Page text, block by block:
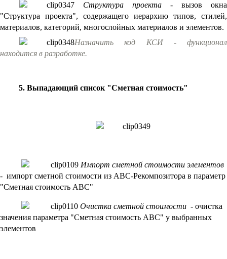
Структура проекта - вызов окна
"Структура проекта", содержащего иерархию типов, стилей,
материалов, категорий, многослойных материалов и элементов.
Назначить код КСИ - функционал
находится в разработке.
5. Выпадающий список "Сметная стоимость"
Импорт сметной стоимости элементов
- импорт сметной стоимости из АВС-Рекомпозитора в параметр
"Сметная стоимость АВС"
Очистка сметной стоимости - очистка
значения параметра "Сметная стоимость АВС" у выбранных
элементов